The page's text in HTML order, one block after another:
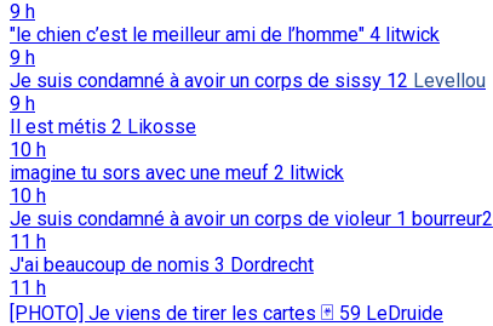
9 h
"le chien c’est le meilleur ami de l’homme" 4 litwick
9 h
Je suis condamné à avoir un corps de sissy 12 Levellou
9 h
Il est métis 2 Likosse
10 h
imagine tu sors avec une meuf 2 litwick
10 h
Je suis condamné à avoir un corps de violeur 1 bourreur2
11 h
J'ai beaucoup de nomis 3 Dordrecht
11 h
[PHOTO] Je viens de tirer les cartes 🃏 59 LeDruide